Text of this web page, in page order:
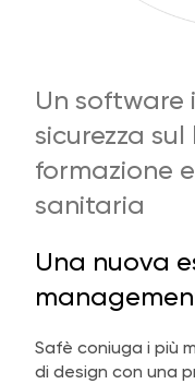
Un software
sicurezza
formazione
sanitaria
Una nuova
Safè coniuga i più
di design con una